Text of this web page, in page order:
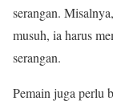
serangan.
musuh, ia harus
serangan.
Pemain juga perlu